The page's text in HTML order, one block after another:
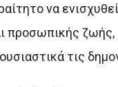
να
προσωπικής
τις